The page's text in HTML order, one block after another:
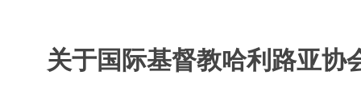
关于国际基督教哈利路亚协